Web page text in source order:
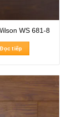
WS 681-8
Đọc tiếp